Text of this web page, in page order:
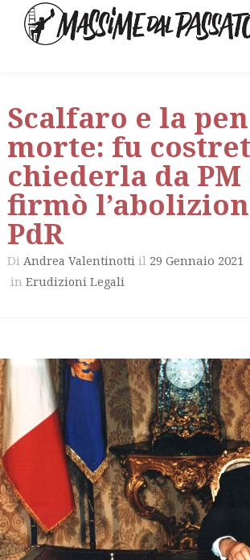
Scalfaro e la
morte: fu
chiederla da PM
firmò
PdR
Di Andrea Valentinotti il 29 Gennaio 2021
in Erudizioni Legali